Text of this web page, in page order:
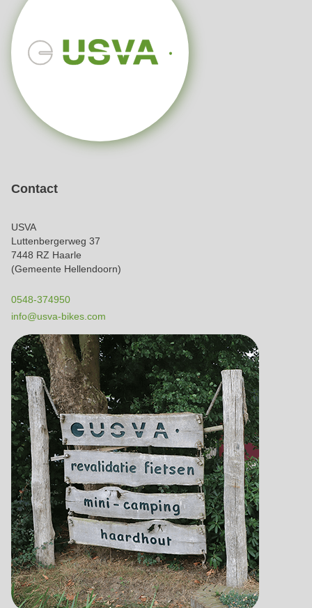
Contact
USVA
Luttenbergerweg 37
7448 RZ Haarle
(Gemeente Hellendoorn)
0548-374950
info@usva-bikes.com